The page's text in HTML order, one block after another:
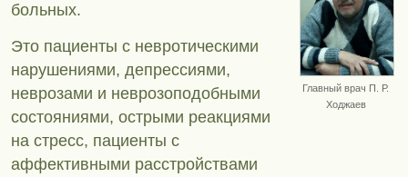
больных.
Это пациенты с невротическими
нарушениями, депрессиями,
неврозами и неврозоподобными
состояниями, острыми реакциями
на стресс, пациенты с
аффективными расстройствами
Главный врач П. Р.
Ходжаев